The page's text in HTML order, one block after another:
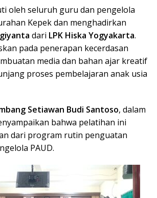
oleh seluruh guru dan pengelola
Kepek dan menghadirkan
dari LPK Hiska Yogyakarta.
pada penerapan kecerdasan
media dan bahan ajar kreatif
proses pembelajaran anak usia
Setiawan Budi Santoso, dalam
bahwa pelatihan ini
dari program rutin penguatan
PAUD.